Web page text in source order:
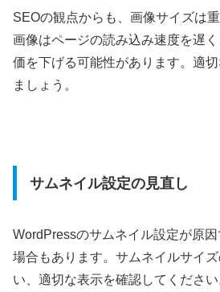
SEOの観点からも、画像サイズは
画像はページの読み込み速度を遅
価を下げる可能性があります。適
ましょう。
サムネイル設定の見直し
WordPressのサムネイル設定が原
場合もあります。サムネイルサイ
い、適切な表示を確認してください